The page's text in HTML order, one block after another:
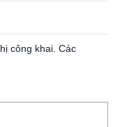
công khai. Các